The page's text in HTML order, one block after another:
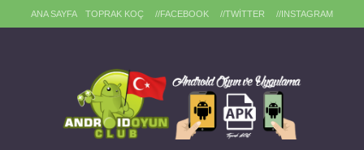
ANA SAYFA TOPRAK KOÇ //FACEBOOK //TWITTER //INSTAGRAM